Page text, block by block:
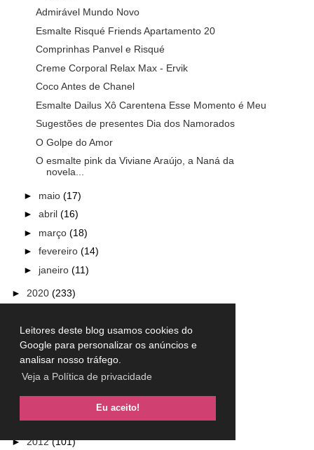
Leitores deste blog usamos cookies do
Google para personalizar os anúncios e
analisar nosso tráfego.
Veja a Política de privacidade
Eu aceito!
Admirável Mundo Novo
Esmalte Risqué Friends Apartamento 20
Comprinhas Panvel e Risqué
Creme Corporal Relax Max - Ervik
Coco Antes de Chanel
Esmalte Dailus Xô Carentena Esse Momento é Meu
Sugestões de presentes Dia dos Namorados
O Golpe do Amor
O esmalte pink da Viviane Araújo, a Naná da
novela...
► maio (17)
► abril (16)
► março (18)
► fevereiro (14)
► janeiro (11)
► 2020 (233)
►2018(265)
►2017 (317)
►2013(157)
►2012(101)